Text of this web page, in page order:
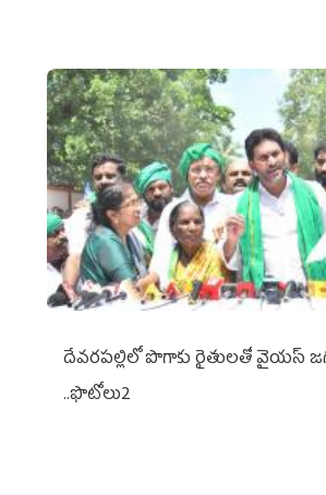
దేవరపల్లిలో పొగాకు రైతులతో వైయస్
..ఫొటోలు2